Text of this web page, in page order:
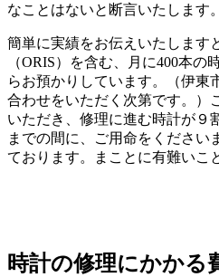
なことはないと断言いたします。
簡単に実績をお伝えいたします
（ORIS）を含む、月に400本
らお預かりしています。（伊東
合わせをいただく次第です。）
いただき、修理に進む時計が９
までの間に、ご用命をください
ております。まことに有難いこ
時計の修理にかかる